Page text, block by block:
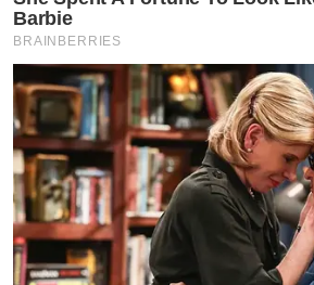
Barbie
BRAINBERRIES